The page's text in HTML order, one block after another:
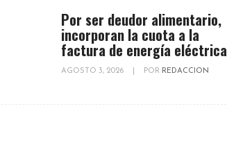
Por ser deudor alimentario,
incorporan la cuota a la
factura de energía eléctrica
AGOSTO 3, 2026 POR REDACCION